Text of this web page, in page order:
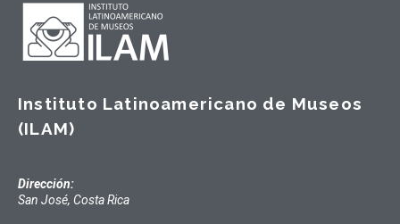
Instituto Latinoamericano de Museos
(ILAM)
Dirección:
San José, Costa Rica